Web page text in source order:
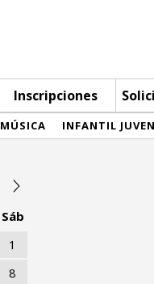
Inscripciones
MÚSICA INFANTIL
Sáb
1
8